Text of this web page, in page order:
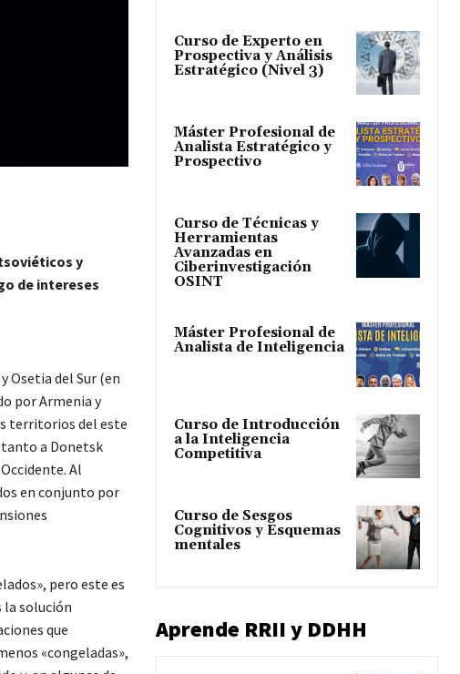
y
de intereses
Osetia del Sur (en
por Armenia y
territorios del este
tanto a Donetsk
Al
en conjunto por
pero este es
la solución
que
«congeladas»,
Curso de Experto en
Prospectiva y Análisis
Estratégico (Nivel 3)
Máster Profesional de
Analista Estratégico y
Prospectivo
Curso de Técnicas y
Herramientas
Avanzadas en
Ciberinvestigación
OSINT
Máster Profesional de
Analista de Inteligencia
Curso de Introducción
a la Inteligencia
Competitiva
Curso de Sesgos
Cognitivos y Esquemas
mentales
Aprende RRII y DDHH